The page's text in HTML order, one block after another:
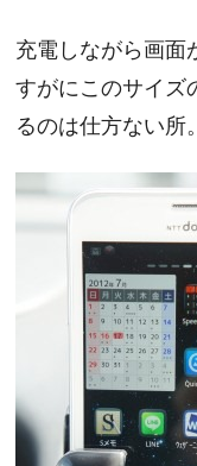
充電しながら画面
すがにこのサイズ
るのは仕方ない所。